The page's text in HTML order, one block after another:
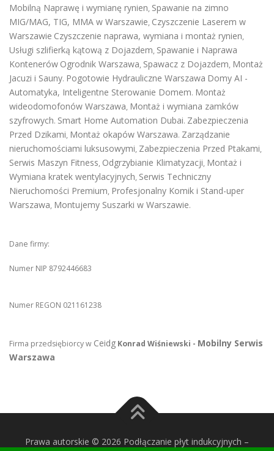
Mobilną Naprawę i wymianę rynien, Spawanie na zimno
MIG/MAG, TIG, MMA w Warszawie, Czyszczenie Laserem w
Warszawie Czyszczenie naprawa, wymiana i montaż rynien,
Usługi szlifierką kątową z Dojazdem, Spawanie i Naprawa
Kontenerów Ogrodnik Warszawa, Spawacz z Dojazdem, Montaż
Jacuzi i Sauny. Pogotowie Hydrauliczne Warszawa Domy AI -
Automatyka, Inteligentne Sterowanie Domem. Montaż
wideodomofonów Warszawa, Montaż i wymiana zamków
szyfrowych. Smart Home Automation Dubai. Zabezpieczenia
Przed Dzikami, Montaż okapów Warszawa. Zarządzanie
nieruchomościami luksusowymi, Zabezpieczenia Przed Ptakami,
Serwis Maszyn Fitness, Odgrzybianie Klimatyzacji, Montaż i
Wymiana kratek wentylacyjnych, Serwis Techniczny
Nieruchomości Premium, Profesjonalny Komik i Stand-uper
Warszawa, Montujemy Suszarki w Warszawie.
Dane firmy:
Numer NIP 8792446683
Numer REGON 021161238
Firma przedsiębiorcy w Ceidg Konrad Wiśniewski - Mobilny Serwis
Warszawa
Prawa autorskie © 2026 Podłączanie płyt indukcyjnych –